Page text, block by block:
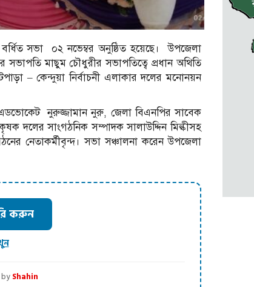
সভা ০২ নভেম্বর অনুষ্ঠিত হয়েছে। উপজেলা
মাছুম চৌধুরীর সভাপতিত্বে প্রধান অথিতি
– কেন্দুয়া নির্বাচনী এলাকার দলের মনোনয়ন
নুরুজ্জামান নুরু, জেলা বিএনপির সাবেক
দলের সাংগঠনিক সম্পাদক সালাউদ্দিন মিল্কীসহ
নেতাকর্মীবৃন্দ। সভা সঞ্চালনা করেন উপজেলা
করুন
Shahin